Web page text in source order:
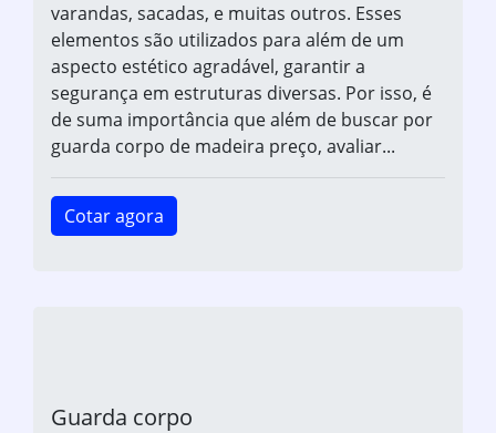
varandas, sacadas, e muitas outros. Esses
elementos são utilizados para além de um
aspecto estético agradável, garantir a
segurança em estruturas diversas. Por isso, é
de suma importância que além de buscar por
guarda corpo de madeira preço, avaliar...
Cotar agora
Guarda corpo